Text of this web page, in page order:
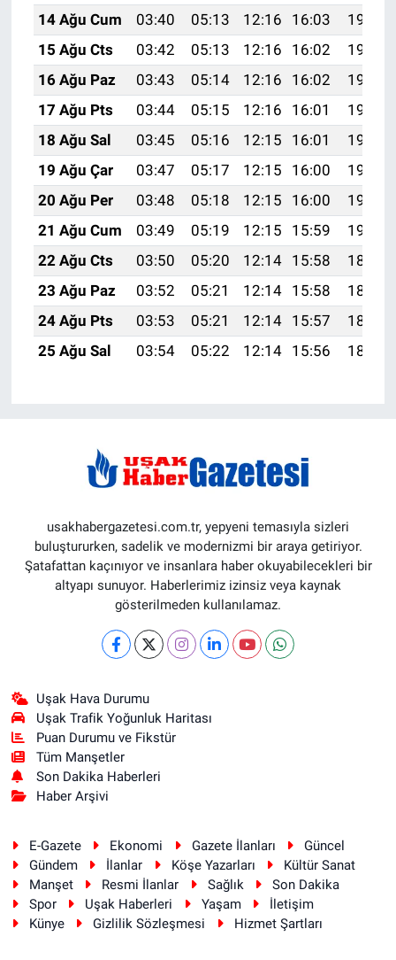
14 Ağu Cum
03:40 05:13 12:16 16:03
19:10
15 Ağu Cts
03:42 05:13 12:16 16:02
19:09
16 Ağu Paz
03:43 05:14 12:16 16:02
19:07
17 Ağu Pts
03:44 05:15 12:16 16:01
19:06
18 Ağu Sal
03:45 05:16 12:15 16:01
19:05
19 Ağu Çar
03:47 05:17 12:15 16:00
19:03
20 Ağu Per
03:48 05:18 12:15 16:00
19:02
21 Ağu Cum
03:49 05:19 12:15 15:59
19:01
22 Ağu Cts
03:50 05:20 12:14 15:58
18:59
23 Ağu Paz
03:52 05:21 12:14 15:58
18:58
24 Ağu Pts
03:53 05:21 12:14 15:57
18:57
25 Ağu Sal
03:54 05:22 12:14 15:56 18:55
usakhabergazetesi.com.tr, yepyeni temasıyla sizleri
buluştururken, sadelik ve modernizmi bir araya getiriyor.
Şatafattan kaçınıyor ve insanlara haber okuyabilecekleri bir
altyapı sunuyor. Haberlerimiz izinsiz veya kaynak
gösterilmeden kullanılamaz.
Uşak Hava Durumu
Uşak Trafik Yoğunluk Haritası
Puan Durumu ve Fikstür
Tüm Manşetler
Son Dakika Haberleri
Haber Arşivi
E-Gazete Ekonomi Gazete İlanları
Güncel
Gündem
İlanlar Köşe Yazarları
Kültür Sanat
Manşet
Resmi İlanlar Sağlık
Son Dakika
Spor
Uşak Haberleri Yaşam
İletişim
Künye
Gizlilik Sözleşmesi Hizmet Şartları